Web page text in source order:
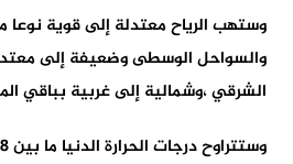
وستهب الرياح معتدلة إلى قوية نوعا
والسواحل الوسطى وضعيفة إلى
الشرقي ،وشمالية إلى غربية بباقي